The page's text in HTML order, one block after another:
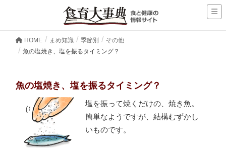
HOME まめ知識 季節別
その他
魚の塩焼き、塩を振るタイミング？
魚の塩焼き、塩を振るタイミング？
塩を振って焼くだけの、焼き魚。
簡単なようですが、結構むずかし
いものです。